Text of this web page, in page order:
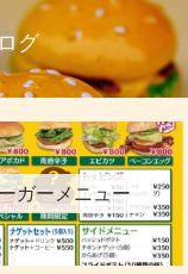
グ
ガーメニュー